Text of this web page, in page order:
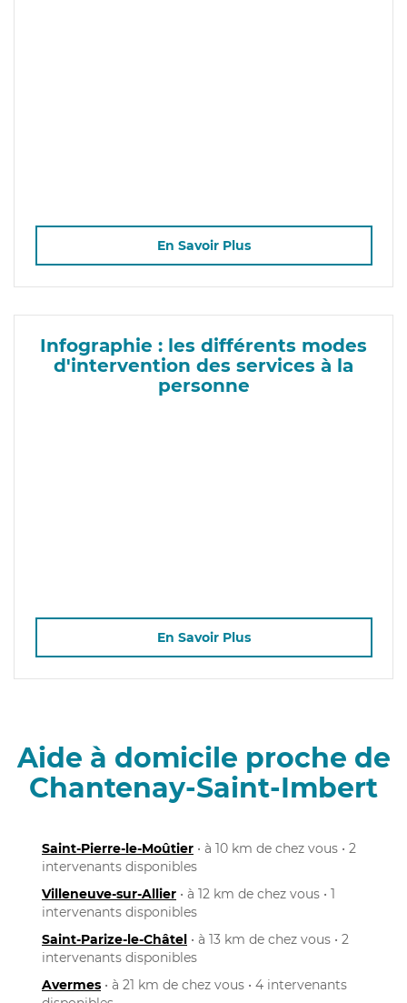
En Savoir Plus
Infographie : les différents modes
d'intervention des services à la
personne
En Savoir Plus
Aide à domicile proche de
Chantenay-Saint-Imbert
Saint-Pierre-le-Moûtier • à 10 km de chez vous • 2
intervenants disponibles
Villeneuve-sur-Allier • à 12 km de chez vous • 1
intervenants disponibles
Saint-Parize-le-Châtel • à 13 km de chez vous • 2
intervenants disponibles
Avermes • à 21 km de chez vous • 4 intervenants